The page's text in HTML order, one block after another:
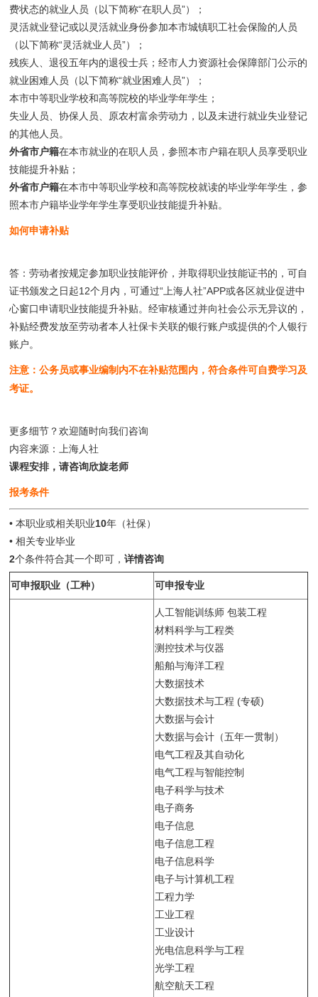
费状态的就业人员（以下简称“在职人员”）；
灵活就业登记或以灵活就业身份参加本市城镇职工社会保险的人员
（以下简称“灵活就业人员”）；
残疾人、退役五年内的退役士兵；经市人力资源社会保障部门公示的
就业困难人员（以下简称“就业困难人员”）；
本市中等职业学校和高等院校的毕业学年学生；
失业人员、协保人员、原农村富余劳动力，以及未进行就业失业登记
的其他人员。
外省市户籍在本市就业的在职人员，参照本市户籍在职人员享受职业
技能提升补贴；
外省市户籍在本市中等职业学校和高等院校就读的毕业学年学生，参
照本市户籍毕业学年学生享受职业技能提升补贴。
如何申请补贴
答：劳动者按规定参加职业技能评价，并取得职业技能证书的，可自
证书颁发之日起12个月内，可通过“上海人社”APP或各区就业促进中
心窗口申请职业技能提升补贴。经审核通过并向社会公示无异议的，
补贴经费发放至劳动者本人社保卡关联的银行账户或提供的个人银行
账户。
注意：公务员或事业编制内不在补贴范围内，符合条件可自费学习及
考证。
更多细节？欢迎随时向我们咨询
内容来源：上海人社
课程安排，请咨询欣旋老师
报考条件
• 本职业或相关职业10年（社保）
• 相关专业毕业
2个条件符合其一个即可，详情咨询
可申报职业（工种） 可申报专业
人工智能训练师 包装工程
材料科学与工程类
测控技术与仪器
船舶与海洋工程
大数据技术
大数据技术与工程 (专硕)
大数据与会计
大数据与会计（五年一贯制）
电气工程及其自动化
电气工程与智能控制
电子科学与技术
电子商务
电子信息
电子信息工程
电子信息科学
电子与计算机工程
工程力学
工业工程
工业设计
光电信息科学与工程
光学工程
航空航天工程